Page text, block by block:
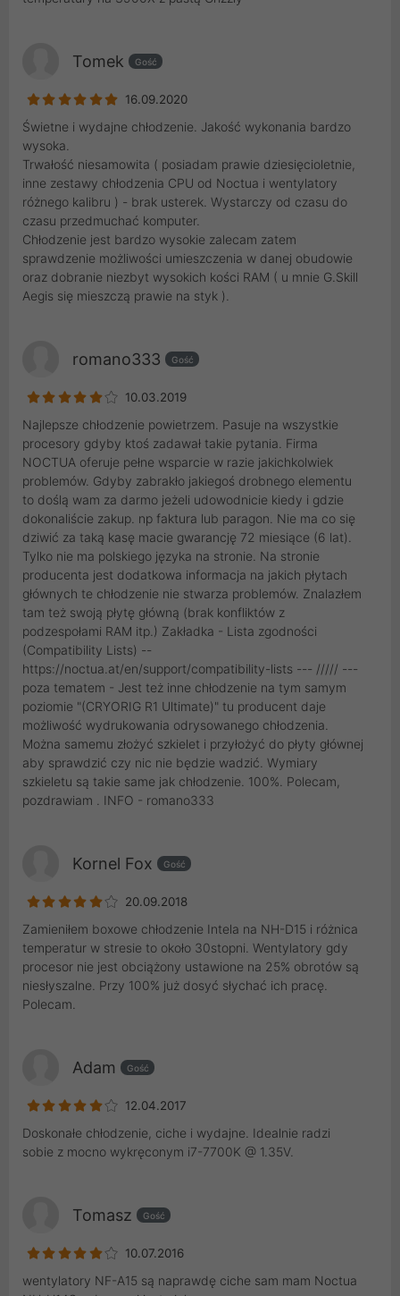
Tomek Gość
16.09.2020
Świetne i wydajne chłodzenie. Jakość wykonania bardzo
wysoka.
Trwałość niesamowita ( posiadam prawie dziesięcioletnie,
inne zestawy chłodzenia CPU od Noctua i wentylatory
różnego kalibru ) - brak usterek. Wystarczy od czasu do
czasu przedmuchać komputer.
Chłodzenie jest bardzo wysokie zalecam zatem
sprawdzenie możliwości umieszczenia w danej obudowie
oraz dobranie niezbyt wysokich kości RAM ( u mnie G.Skill
Aegis się mieszczą prawie na styk ).
romano333 Gość
10.03.2019
Najlepsze chłodzenie powietrzem. Pasuje na wszystkie
procesory gdyby ktoś zadawał takie pytania. Firma
NOCTUA oferuje pełne wsparcie w razie jakichkolwiek
problemów. Gdyby zabrakło jakiegoś drobnego elementu
to doślą wam za darmo jeżeli udowodnicie kiedy i gdzie
dokonaliście zakup. np faktura lub paragon. Nie ma co się
dziwić za taką kasę macie gwarancję 72 miesiące (6 lat).
Tylko nie ma polskiego języka na stronie. Na stronie
producenta jest dodatkowa informacja na jakich płytach
głównych te chłodzenie nie stwarza problemów. Znalazłem
tam też swoją płytę główną (brak konfliktów z
podzespołami RAM itp.) Zakładka - Lista zgodności
(Compatibility Lists) --
https://noctua.at/en/support/compatibility-lists --- ///// ---
poza tematem - Jest też inne chłodzenie na tym samym
poziomie "(CRYORIG R1 Ultimate)" tu producent daje
możliwość wydrukowania odrysowanego chłodzenia.
Można samemu złożyć szkielet i przyłożyć do płyty głównej
aby sprawdzić czy nic nie będzie wadzić. Wymiary
szkieletu są takie same jak chłodzenie. 100%. Polecam,
pozdrawiam . INFO - romano333
Kornel Fox Gość
20.09.2018
Zamieniłem boxowe chłodzenie Intela na NH-D15 i różnica
temperatur w stresie to około 30stopni. Wentylatory gdy
procesor nie jest obciążony ustawione na 25% obrotów są
niesłyszalne. Przy 100% już dosyć słychać ich pracę.
Polecam.
Adam Gość
12.04.2017
Doskonałe chłodzenie, ciche i wydajne. Idealnie radzi
sobie z mocno wykręconym i7-7700K @ 1.35V.
Tomasz Gość
10.07.2016
wentylatory NF-A15 są naprawdę ciche sam mam Noctua